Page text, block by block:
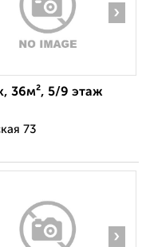
›
36м², 5/9 этаж
73
›